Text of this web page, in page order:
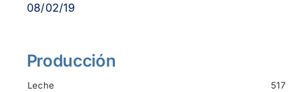
08/02/19
Producción
Leche
517